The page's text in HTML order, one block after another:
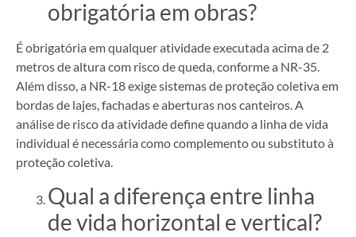
obrigatória em obras?
É obrigatória em qualquer atividade executada acima de 2
metros de altura com risco de queda, conforme a NR-35.
Além disso, a NR-18 exige sistemas de proteção coletiva em
bordas de lajes, fachadas e aberturas nos canteiros. A
análise de risco da atividade define quando a linha de vida
individual é necessária como complemento ou substituto à
proteção coletiva.
Qual a diferença entre linha
de vida horizontal e vertical?